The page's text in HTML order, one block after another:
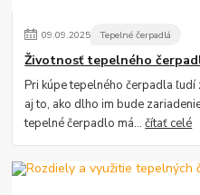
09.09.2025 Tepelné čerpadlá
Životnosť tepelného
Pri kúpe tepelného čerpadla
aj to, ako dlho im bude
tepelné čerpadlo má...čítať celé